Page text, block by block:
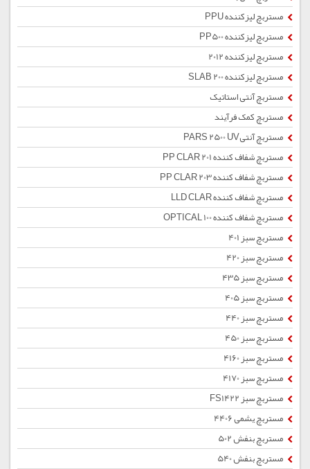
مستربچ لیزکننده PPU
مستربچ لیزکننده PP500
مستربچ لیزکننده 2012
مستربچ لیزکننده SLAB 200
مستربچ آنتی استاتیک
مستربچ کمک فرآیند
مستربچ آنتیPARS 2500 UV
مستربچ شفاف کننده PP CLAR 201
مستربچ شفاف کننده PP CLAR 203
مستربچ شفاف کننده LLD CLAR
مستربچ شفاف کننده OPTICAL 100
مستربچ سبز 401
مستربچ سبز 420
مستربچ سبز 435
مستربچ سبز 405
مستربچ سبز 440
مستربچ سبز 450
مستربچ سبز 4160
مستربچ سبز 4170
مستربچ سبز FS1422
مستربچ یشمی 4406
مستربچ بنفش 502
مستربچ بنفش 540